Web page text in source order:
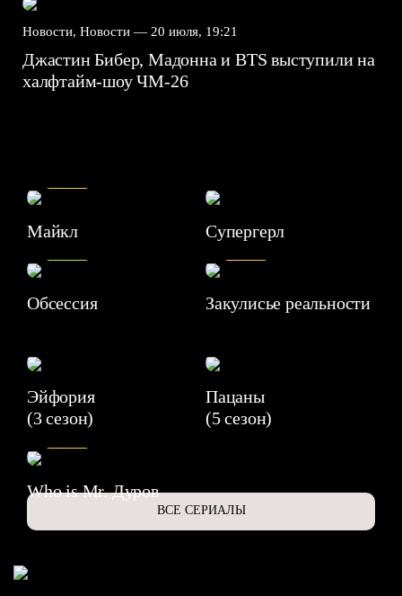
Новости, Новости — 20 июля, 19:21
Джастин Бибер, Мадонна и BTS выступили на
халфтайм-шоу ЧМ-26
Майкл Супергерл
8.2
Обсессия
7.1
Закулисье реальности
Эйфория
(3 сезон)
Пацаны
(5 сезон)
Who is Mr. Дуров
ВСЕ СЕРИАЛЫ